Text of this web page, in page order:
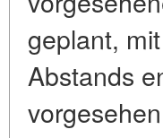
geplant,
Abstands